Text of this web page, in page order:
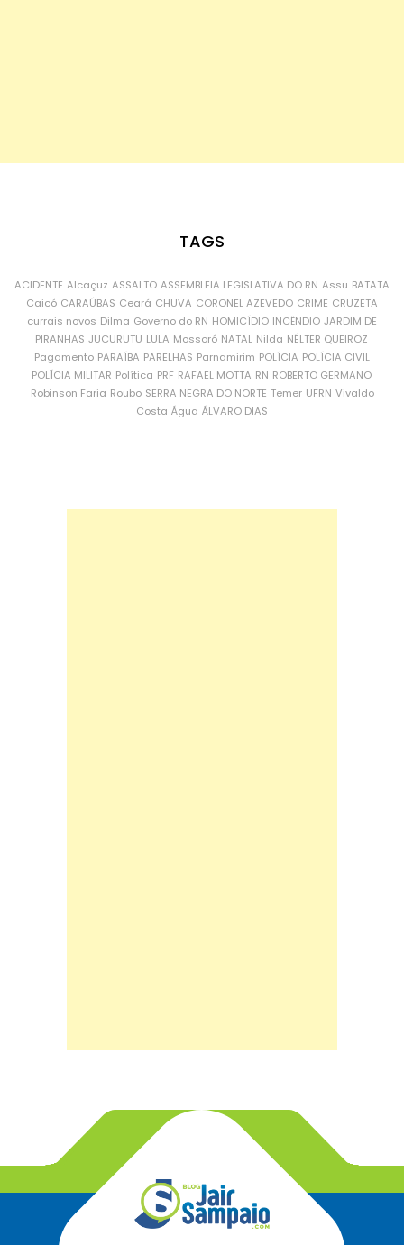
TAGS
ACIDENTE Alcaçuz ASSALTO ASSEMBLEIA LEGISLATIVA DO RN Assu BATATA
Caicó CARAÚBAS Ceará CHUVA CORONEL AZEVEDO CRIME CRUZETA
currais novos Dilma Governo do RN HOMICÍDIO INCÊNDIO JARDIM DE
PIRANHAS JUCURUTU LULA Mossoró NATAL Nilda NÉLTER QUEIROZ
Pagamento PARAÍBA PARELHAS Parnamirim POLÍCIA POLÍCIA CIVIL
POLÍCIA MILITAR Política PRF RAFAEL MOTTA RN ROBERTO GERMANO
Robinson Faria Roubo SERRA NEGRA DO NORTE Temer UFRN Vivaldo
Costa Água ÁLVARO DIAS